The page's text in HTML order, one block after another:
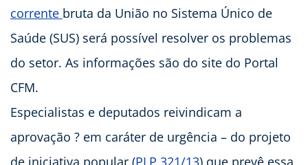
corrente bruta da União no Sistema Único de
Saúde (SUS) será possível resolver os problemas
do setor. As informações são do site do Portal
CFM.
Especialistas e deputados reivindicam a
aprovação ? em caráter de urgência – do projeto
de iniciativa popular (PLP 321/13) que prevê essa